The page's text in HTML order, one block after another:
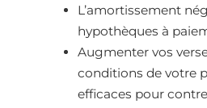
L’amortissement
hypothèques à
Augmenter vos
conditions de votre
efficaces pour